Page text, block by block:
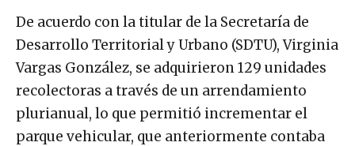
De acuerdo con la titular de la Secretaría de
Desarrollo Territorial y Urbano (SDTU), Virginia
Vargas González, se adquirieron 129 unidades
recolectoras a través de un arrendamiento
plurianual, lo que permitió incrementar el
parque vehicular, que anteriormente contaba